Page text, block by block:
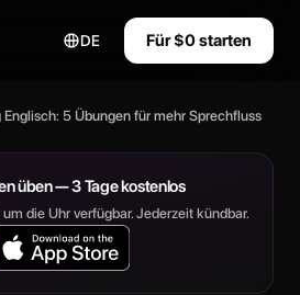
DE Für $0 starten
5 Übungen für mehr Sprechfluss
üben — 3 Tage kostenlos
die Uhr verfügbar. Jederzeit kündbar.